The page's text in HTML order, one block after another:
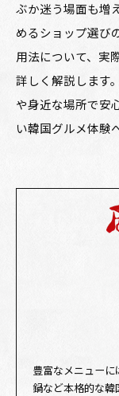
ぶか迷う場面も増
めるショップ選び
用法について、実
詳しく解説します
や身近な場所で安
い韓国グルメ体験
豊富なメニュー
鍋など本格的な